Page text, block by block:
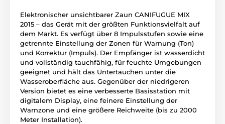
Elektronischer unsichtbarer Zaun CANIFUGUE MIX
2015 – das Gerät mit der größten Funktionsvielfalt auf
dem Markt. Es verfügt über 8 Impulsstufen sowie eine
getrennte Einstellung der Zonen für Warnung (Ton)
und Korrektur (Impuls). Der Empfänger ist wasserdicht
und vollständig tauchfähig, für feuchte Umgebungen
geeignet und hält das Untertauchen unter die
Wasseroberfläche aus. Gegenüber der niedrigeren
Version bietet es eine verbesserte Basisstation mit
digitalem Display, eine feinere Einstellung der
Warnzone und eine größere Reichweite (bis zu 2000
Meter Installation).